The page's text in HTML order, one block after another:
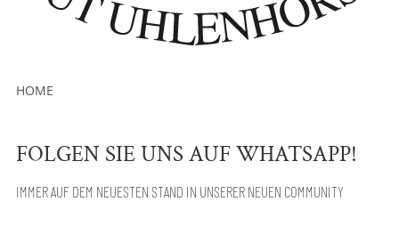
HOME
FOLGEN SIE UNS AUF WHATSAPP!
IMMER AUF DEM NEUESTEN STAND IN UNSERER NEUEN COMMUNITY